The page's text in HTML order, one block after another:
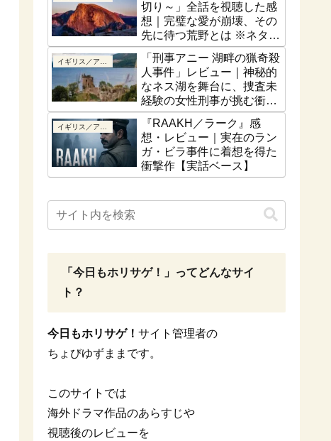
切り～」全話を視聴した感
想｜完璧な愛が崩壊、その
先に待つ荒野とは ※ネタバ
レなし
「刑事アニー 湖畔の猟奇殺
人事件」レビュー｜神秘的
なネス湖を舞台に、捜査未
経験の女性刑事が挑む衝撃
の猟奇殺人【ネタバレな
し】
『RAAKH／ラーク』感
想・レビュー｜実在のラン
ガ・ビラ事件に着想を得た
衝撃作【実話ベース】
「今日もホリサゲ！」ってどんなサイ
ト？
今日もホリサゲ！ サイト管理者の
ちょびゆずままです。
このサイトでは
海外ドラマ作品のあらすじや
視聴後のレビューを